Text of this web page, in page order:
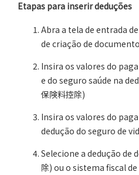
Etapas para inserir deduções
Abra a tela de entrada
de criação de
Insira os valores do
e do seguro saúde na
保険料控除)
Insira os valores do
dedução do seguro de
Selecione a dedução de
除) ou o sistema fiscal